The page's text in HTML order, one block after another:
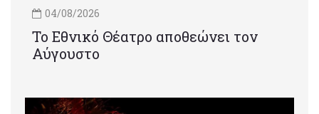
04/08/2026
Το Εθνικό Θέατρο αποθεώνει τον
Αύγουστο